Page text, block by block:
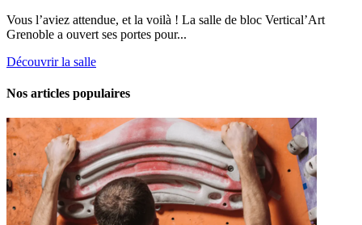
Vous l’aviez attendue, et la voilà ! La salle de bloc Vertical’Art
Grenoble a ouvert ses portes pour...
Découvrir la salle
Nos articles populaires